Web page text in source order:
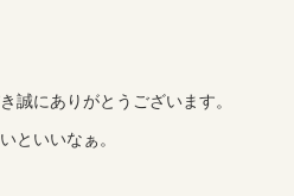
誠にありがとうございます。
といいなぁ。